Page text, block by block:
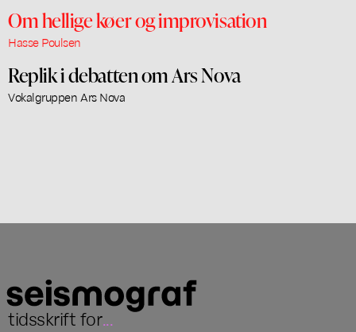
Om hellige køer og improvisation
Hasse Poulsen
Replik i debatten om Ars Nova
Vokalgruppen Ars Nova
tidsskrift for...